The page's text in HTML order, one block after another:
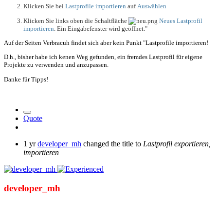
Klicken Sie bei Lastprofile importieren auf Auswählen
Klicken Sie links oben die Schaltfläche
Neues Lastprofil
importieren . Ein Eingabefenster wird geöffnet."
Auf der Seiten Verbracuh findet sich aber kein Punkt "Lastprofile importieren!
D.h., bisher habe ich kenen Weg gefunden, ein fremdes Lastprofil für eigene
Projekte zu verwenden und anzupassen.
Danke für Tipps!
Quote
1 yr developer_mh changed the title to Lastprofil exportieren,
importieren
developer_mh